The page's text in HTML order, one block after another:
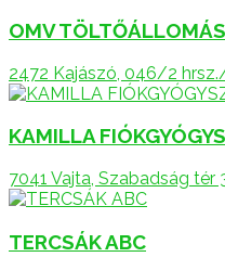
OMV
2472 Kajászó, 046/2
KAMILLA
7041 Vajta, Szabadság tér
TERCSÁK ABC